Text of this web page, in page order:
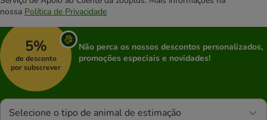
nossa Política de Privacidade
5%
de desconto
por subscrever
Não perca os nossos descontos personalizados,
promoções especiais e novidades!
Selecione o tipo de animal de estimação